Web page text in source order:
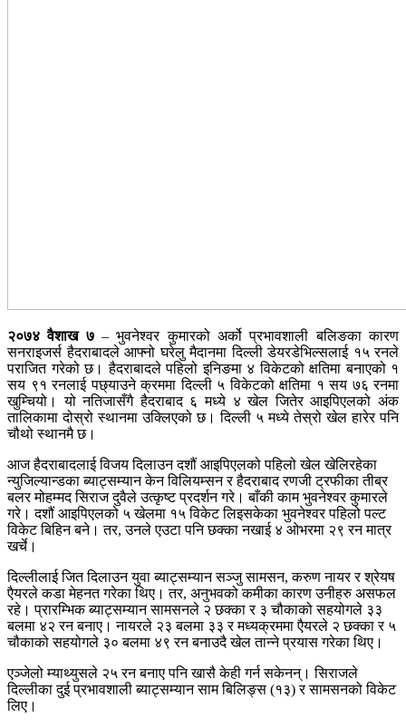
२०७४ वैशाख ७– भुवनेश्वर कुमारको अर्को प्रभावशाली बलिङका कारण
सनराइजर्स हैदराबादले आफ्नो घरेलु मैदानमा दिल्ली डेयरडेभिल्सलाई १५ रनले
पराजित गरेको छ। हैदराबादले पहिलो इनिङमा ४ विकेटको क्षतिमा बनाएको १
सय ९१ रनलाई पछ्याउने क्रममा दिल्ली ५ विकेटको क्षतिमा १ सय ७६ रनमा
खुम्चियो। यो नतिजासँगै हैदराबाद ६ मध्ये ४ खेल जितेर आइपिएलको अंक
तालिकामा दोस्रो स्थानमा उक्लिएको छ। दिल्ली ५ मध्ये तेस्रो खेल हारेर पनि
चौथो स्थानमै छ।
आज हैदराबादलाई विजय दिलाउन दशौं आइपिएलको पहिलो खेल खेलिरहेका
न्युजिल्यान्डका ब्याट्सम्यान केन विलियम्सन र हैदराबाद रणजी ट्रफीका तीब्र
बलर मोहम्मद सिराज दुवैले उत्कृष्ट प्रदर्शन गरे। बाँकी काम भुवनेश्वर कुमारले
गरे। दशौं आइपिएलको ५ खेलमा १५ विकेट लिइसकेका भुवनेश्वर पहिलो पल्ट
विकेट बिहिन बने। तर, उनले एउटा पनि छक्का नखाई ४ ओभरमा २९ रन मात्र
खर्चे।
दिल्लीलाई जित दिलाउन युवा ब्याट्सम्यान सञ्जु सामसन, करुण नायर र श्रेयष
एैयरले कडा मेहनत गरेका थिए। तर, अनुभवको कमीका कारण उनीहरु असफल
रहे। प्रारम्भिक ब्याट्सम्यान सामसनले २ छक्का र ३ चौकाको सहयोगले ३३
बलमा ४२ रन बनाए। नायरले २३ बलमा ३३ र मध्यक्रममा एैयरले २ छक्का र ५
चौकाको सहयोगले ३० बलमा ४९ रन बनाउदै खेल तान्ने प्रयास गरेका थिए।
एञ्जेलो म्याथ्युसले २५ रन बनाए पनि खासै केही गर्न सकेनन्। सिराजले
दिल्लीका दुई प्रभावशाली ब्याट्सम्यान साम बिलिङ्स (१३) र सामसनको विकेट
लिए।